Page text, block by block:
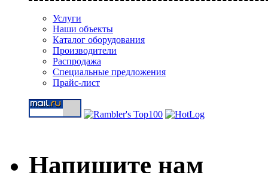
Услуги
Наши объекты
Каталог оборудования
Производители
Распродажа
Специальные предложения
Прайс-лист
Напишите нам